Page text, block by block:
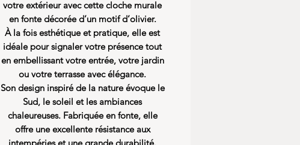
votre extérieur avec cettecloche murale
en fonte décorée d’un motif d’olivier.
À la fois esthétique et pratique, elle est
idéale pour signaler votre présence tout
en embellissant votre entrée, votre jardin
ou votre terrasse avec élégance.
Son design inspiré de la nature évoque le
Sud, le soleil et les ambiances
chaleureuses. Fabriquée en fonte, elle
offre une excellente résistance aux